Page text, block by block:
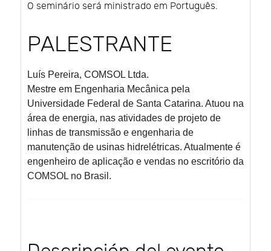
O seminário será ministrado em Português.
PALESTRANTE
Luís Pereira, COMSOL Ltda.
Mestre em Engenharia Mecânica pela
Universidade Federal de Santa Catarina. Atuou na
área de energia, nas atividades de projeto de
linhas de transmissão e engenharia de
manutenção de usinas hidrelétricas. Atualmente é
engenheiro de aplicação e vendas no escritório da
COMSOL no Brasil.